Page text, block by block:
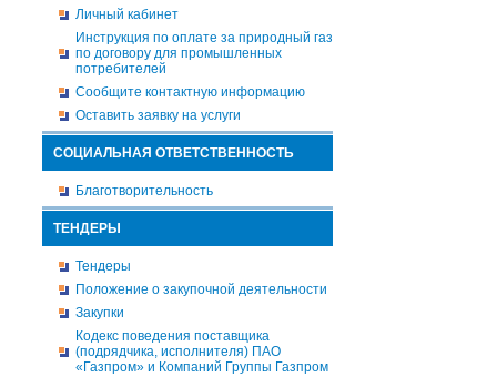
Личный кабинет
Инструкция по оплате за природный газ
по договору для промышленных
потребителей
Сообщите контактную информацию
Оставить заявку на услуги
СОЦИАЛЬНАЯ ОТВЕТСТВЕННОСТЬ
Благотворительность
ТЕНДЕРЫ
Тендеры
Положение о закупочной деятельности
Закупки
Кодекс поведения поставщика
(подрядчика, исполнителя) ПАО
«Газпром» и Компаний Группы Газпром